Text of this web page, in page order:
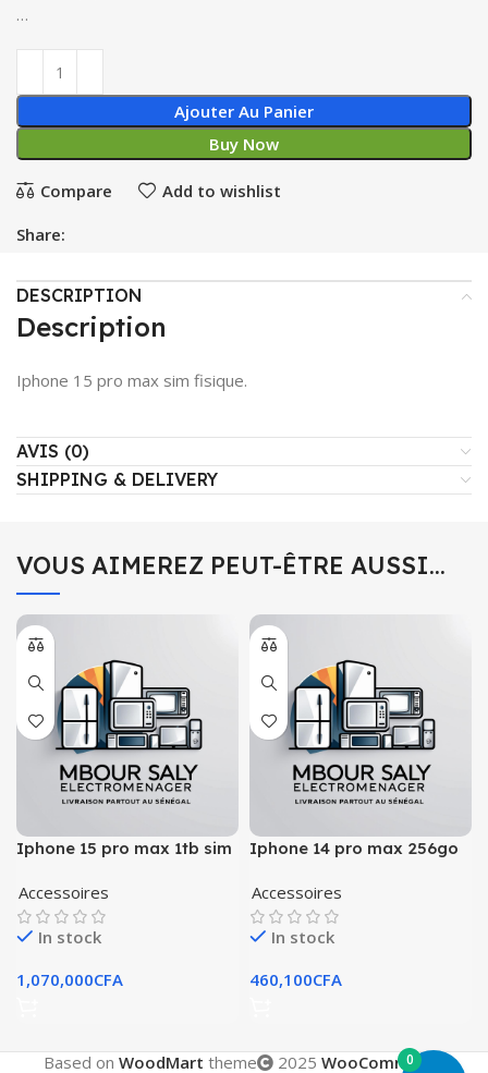
…
Ajouter Au Panier
Buy Now
Compare Add to wishlist
Share:
DESCRIPTION
Description
Iphone 15 pro max sim fisique.
AVIS (0)
SHIPPING & DELIVERY
VOUS AIMEREZ PEUT-ÊTRE AUSSI…
Iphone 15 pro max 1tb sim
Accessoires
In stock
1,070,000CFA
Iphone 14 pro max 256go
Accessoires
In stock
460,100CFA
Based on WoodMart theme 2025 WooCommerce
0